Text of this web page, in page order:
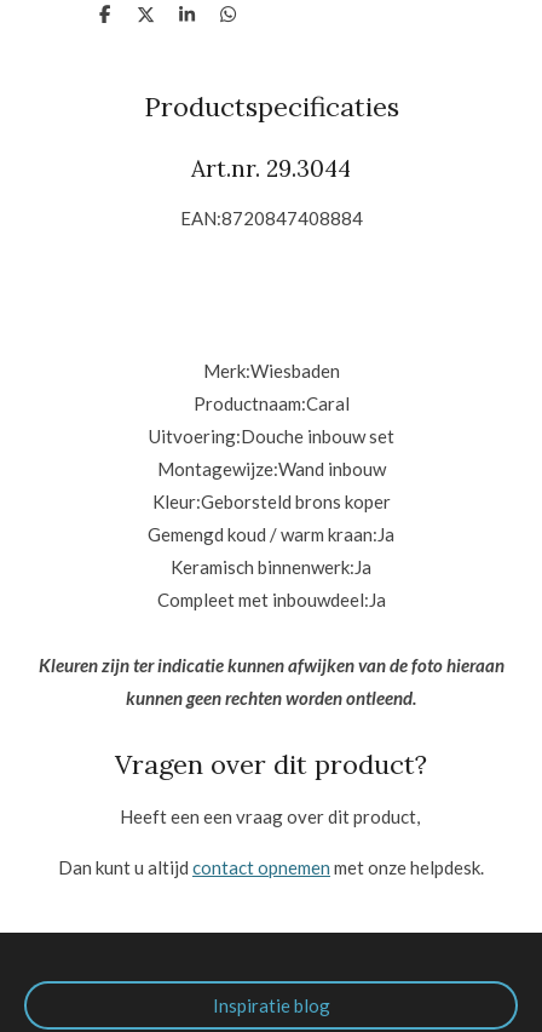
D
D
S
D
Productspecificaties
Art.nr. 29.3044
EAN:8720847408884
Merk:Wiesbaden
Productnaam:Caral
Uitvoering:Douche inbouw set
Montagewijze:Wand inbouw
Kleur:Geborsteld brons koper
Gemengd koud / warm kraan:Ja
Keramisch binnenwerk:Ja
Compleet met inbouwdeel:Ja
Kleuren zijn ter indicatie kunnen afwijken van de foto hieraan
kunnen geen rechten worden ontleend.
Vragen over dit product?
Heeft een een vraag over dit product,
Dan kunt u altijd contact opnemen met onze helpdesk.
Inspiratie blog